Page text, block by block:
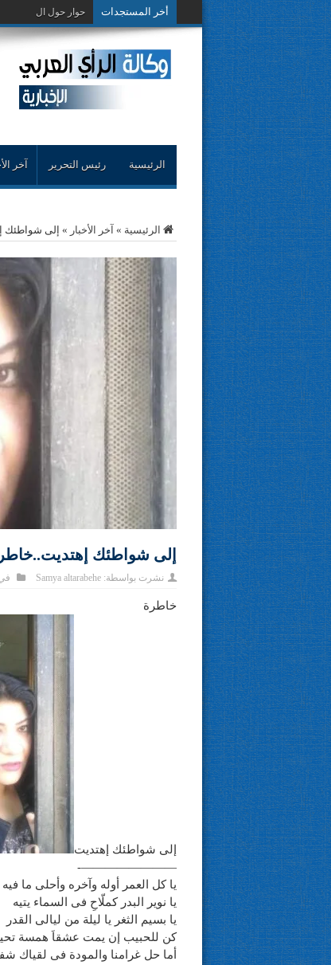
أخر المستجدات حوار حول التجربة
الرئيسية رئيس التحرير آخر
الرئيسية » آخر الأخبار » إلى شواطئك
إلى شواطئك
نشرت بواسطة:Samya altarabehe
خاطرة
إلى شواطئك إهتديت
————————-
يا كل العمر أوله وآخره وأحلى ما فيه
يا نوير البدر كملّاحِ فى السماء يتيه
يا بسيم الثغر يا ليلة من ليالى القدر
كن للحبيب إن يمت عشقاَ همسة
أما حل غرامنا والمودة فى لقياك